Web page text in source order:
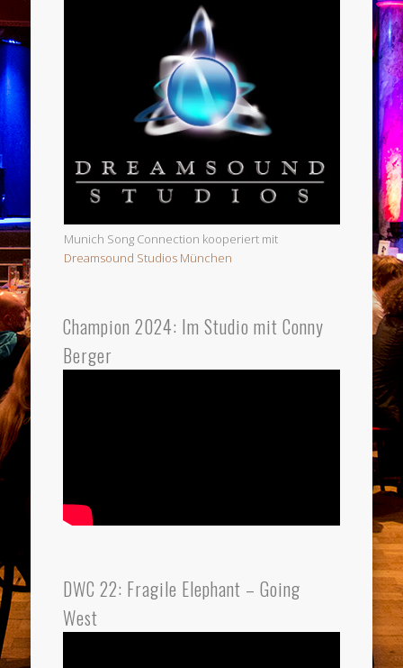
Munich Song Connection kooperiert mit
Dreamsound Studios München
Champion 2024: Im Studio mit Conny
Berger
DWC 22: Fragile Elephant – Going
West